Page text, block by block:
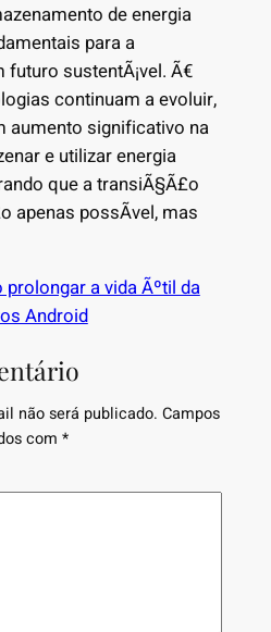
de energia
para a
sustentÃ¡vel. Ã€
continuam a evoluir,
aumento significativo na
e utilizar energia
que a transiÃ§Ã£o
apenas possÃ­vel, mas
prolongar a vida Ãºtil da
Android
não será publicado. Campos
com *